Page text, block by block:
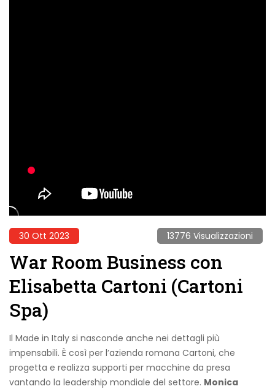
30 Ott 2023 13776 Visualizzazioni
War Room Business con
Elisabetta Cartoni (Cartoni
Spa)
Il Made in Italy si nasconde anche nei dettagli più
impensabili. È così per l’azienda romana Cartoni, che
progetta e realizza supporti per macchine da presa
vantando la leadership mondiale del settore. Monica